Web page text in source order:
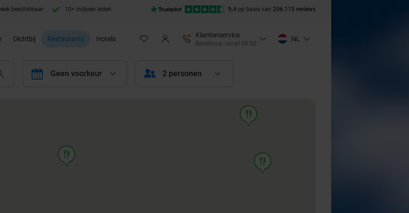
beschikbaar 10+ miljoen leden 9,4 op basis van 206.115 reviews
Dichtbij Restaurants Hotels
Klantenservice
Bereikbaar vanaf 08:00
NL
calendar Geen voorkeur 2 personen
food
food
food